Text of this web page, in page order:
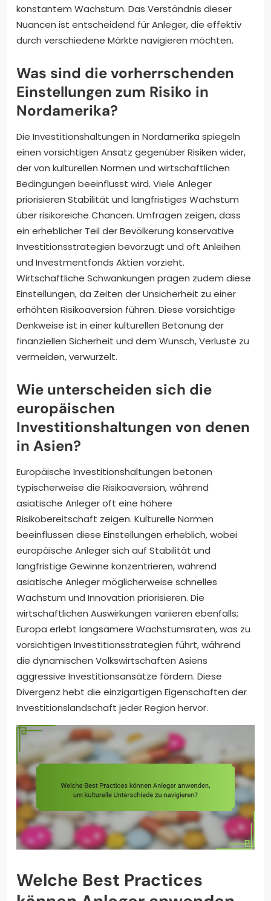
konstantem Wachstum. Das Verständnis dieser
Nuancen ist entscheidend für Anleger, die effektiv
durch verschiedene Märkte navigieren möchten.
Was sind die vorherrschenden
Einstellungen zum Risiko in
Nordamerika?
Die Investitionshaltungen in Nordamerika spiegeln
einen vorsichtigen Ansatz gegenüber Risiken wider,
der von kulturellen Normen und wirtschaftlichen
Bedingungen beeinflusst wird. Viele Anleger
priorisieren Stabilität und langfristiges Wachstum
über risikoreiche Chancen. Umfragen zeigen, dass
ein erheblicher Teil der Bevölkerung konservative
Investitionsstrategien bevorzugt und oft Anleihen
und Investmentfonds Aktien vorzieht.
Wirtschaftliche Schwankungen prägen zudem diese
Einstellungen, da Zeiten der Unsicherheit zu einer
erhöhten Risikoaversion führen. Diese vorsichtige
Denkweise ist in einer kulturellen Betonung der
finanziellen Sicherheit und dem Wunsch, Verluste zu
vermeiden, verwurzelt.
Wie unterscheiden sich die
europäischen
Investitionshaltungen von denen
in Asien?
Europäische Investitionshaltungen betonen
typischerweise die Risikoaversion, während
asiatische Anleger oft eine höhere
Risikobereitschaft zeigen. Kulturelle Normen
beeinflussen diese Einstellungen erheblich, wobei
europäische Anleger sich auf Stabilität und
langfristige Gewinne konzentrieren, während
asiatische Anleger möglicherweise schnelles
Wachstum und Innovation priorisieren. Die
wirtschaftlichen Auswirkungen variieren ebenfalls;
Europa erlebt langsamere Wachstumsraten, was zu
vorsichtigen Investitionsstrategien führt, während
die dynamischen Volkswirtschaften Asiens
aggressive Investitionsansätze fördern. Diese
Divergenz hebt die einzigartigen Eigenschaften der
Investitionslandschaft jeder Region hervor.
Welche Best Practices